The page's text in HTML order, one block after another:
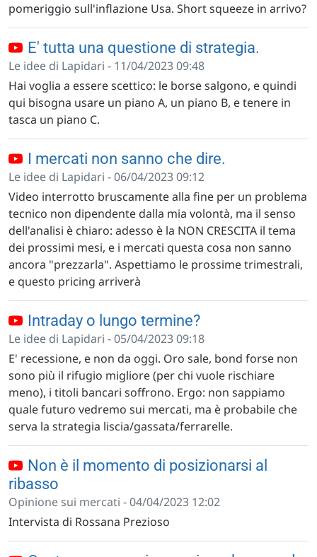
pomeriggio sull'inflazione Usa. Short squeeze in arrivo?
E' tutta una questione di strategia.
Le idee di Lapidari - 11/04/2023 09:48
Hai voglia a essere scettico: le borse salgono, e quindi
qui bisogna usare un piano A, un piano B, e tenere in
tasca un piano C.
I mercati non sanno che dire.
Le idee di Lapidari - 06/04/2023 09:12
Video interrotto bruscamente alla fine per un problema
tecnico non dipendente dalla mia volontà, ma il senso
dell'analisi è chiaro: adesso è la NON CRESCITA il tema
dei prossimi mesi, e i mercati questa cosa non sanno
ancora "prezzarla". Aspettiamo le prossime trimestrali,
e questo pricing arriverà
Intraday o lungo termine?
Le idee di Lapidari - 05/04/2023 09:18
E' recessione, e non da oggi. Oro sale, bond forse non
sono più il rifugio migliore (per chi vuole rischiare
meno), i titoli bancari soffrono. Ergo: non sappiamo
quale futuro vedremo sui mercati, ma è probabile che
serva la strategia liscia/gassata/ferrarelle.
Non è il momento di posizionarsi al
ribasso
Opinione sui mercati - 04/04/2023 12:02
Intervista di Rossana Prezioso